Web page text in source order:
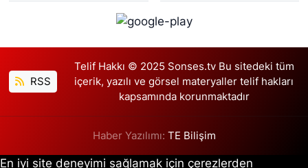
RSS
Telif Hakkı © 2025 Sonses.tv Bu sitedeki tüm
içerik, yazılı ve görsel materyaller telif hakları
kapsamında korunmaktadır
Haber Yazılımı: TE Bilişim
En iyi site deneyimi sağlamak için çerezlerden